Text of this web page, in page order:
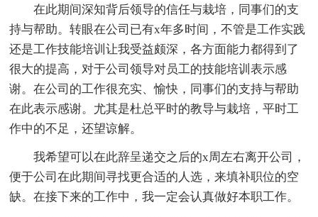
在此期间深知背后领导的信任与栽培，同事们的支
持与帮助。转眼在公司已有x年多时间，不管是工作实践
还是工作技能培训让我受益颇深，各方面能力都得到了
很大的提高，对于公司领导对员工的技能培训表示感
谢。在公司的工作很充实、愉快，同事们的支持与帮助
在此表示感谢。尤其是杜总平时的教导与栽培，平时工
作中的不足，还望谅解。
我希望可以在此辞呈递交之后的x周左右离开公司，
便于公司在此期间寻找更合适的人选，来填补职位的空
缺。在接下来的工作中，我一定会认真做好本职工作。